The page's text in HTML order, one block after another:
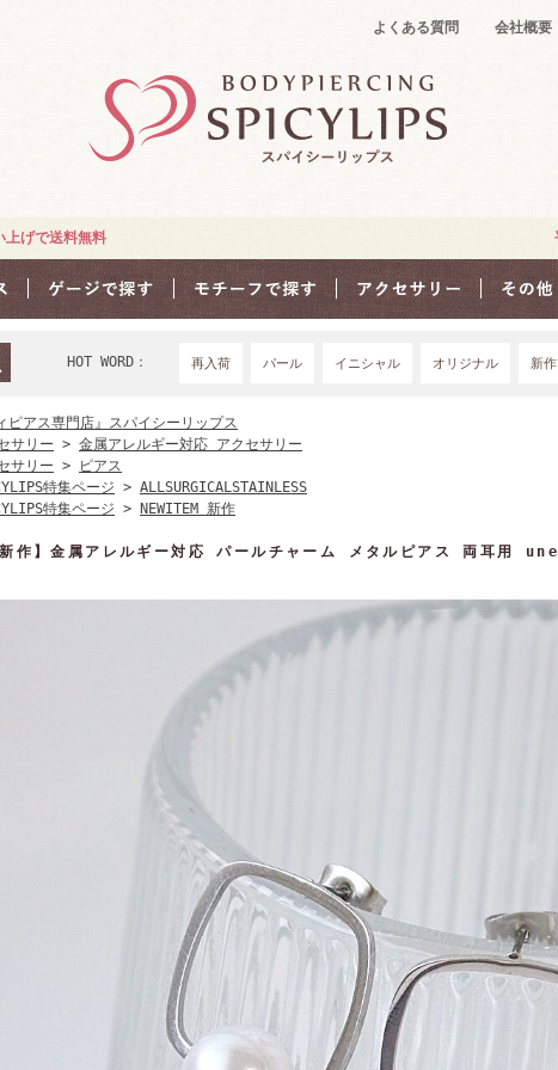
よくある質問 会社概要
げで送料無料
HOT WORD： 再入荷 パール イニシャル オリジナル 新作
ピアス専門店』スパイシーリップス
サリー > 金属アレルギー対応 アクセサリー
サリー >
ピアス
特集ページ > ALLSURGICALSTAINLESS
特集ページ > NEWITEM 新作
作】金属アレルギー対応 パールチャーム メタルピアス 両耳用